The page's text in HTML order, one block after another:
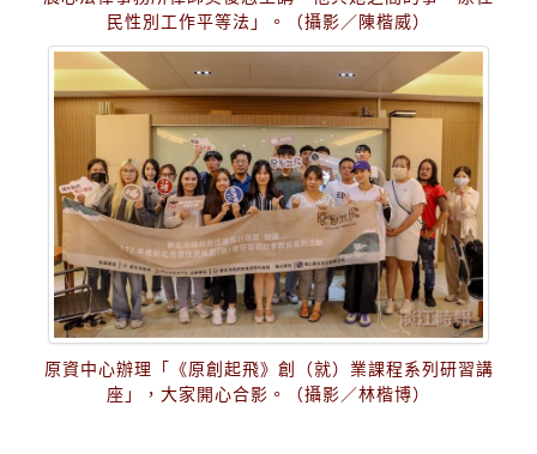
民性別工作平等法」。（攝影／陳楷威）
原資中心辦理「《原創起飛》創（就）業課程系列研習講
座」，大家開心合影。（攝影／林楷博）